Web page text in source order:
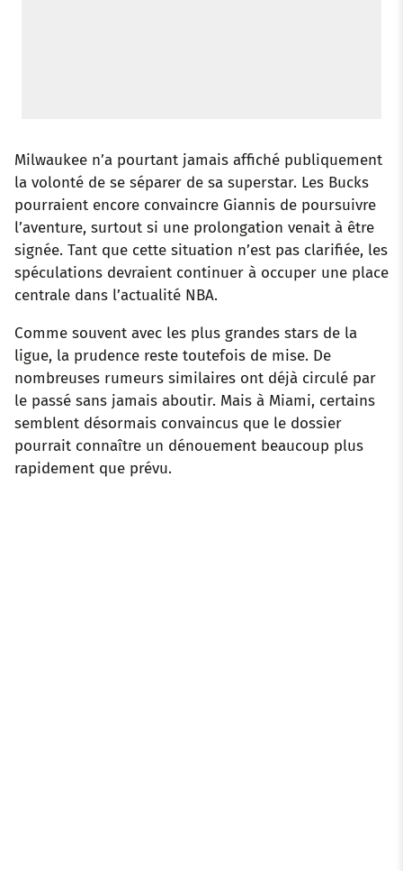
Milwaukee n’a pourtant jamais affiché publiquement
la volonté de se séparer de sa superstar. Les Bucks
pourraient encore convaincre Giannis de poursuivre
l’aventure, surtout si une prolongation venait à être
signée. Tant que cette situation n’est pas clarifiée, les
spéculations devraient continuer à occuper une place
centrale dans l’actualité NBA.
Comme souvent avec les plus grandes stars de la
ligue, la prudence reste toutefois de mise. De
nombreuses rumeurs similaires ont déjà circulé par
le passé sans jamais aboutir. Mais à Miami, certains
semblent désormais convaincus que le dossier
pourrait connaître un dénouement beaucoup plus
rapidement que prévu.